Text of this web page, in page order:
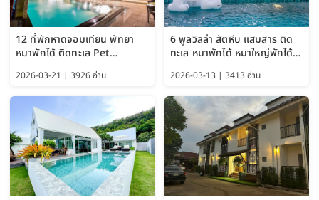
12 ที่พักหาดจอมเทียน พัทยา
หมาพักได้ ติดทะเล Pet
พักได้ อัปเดต 2569
2026-03-21 | 3926 อ่าน
6 พูลวิลล่า สัตหีบ แสมสาร ติด
ทะเล หมาพักได้ หมาใหญ่พักได้
2026-03-13 | 3413 อ่าน